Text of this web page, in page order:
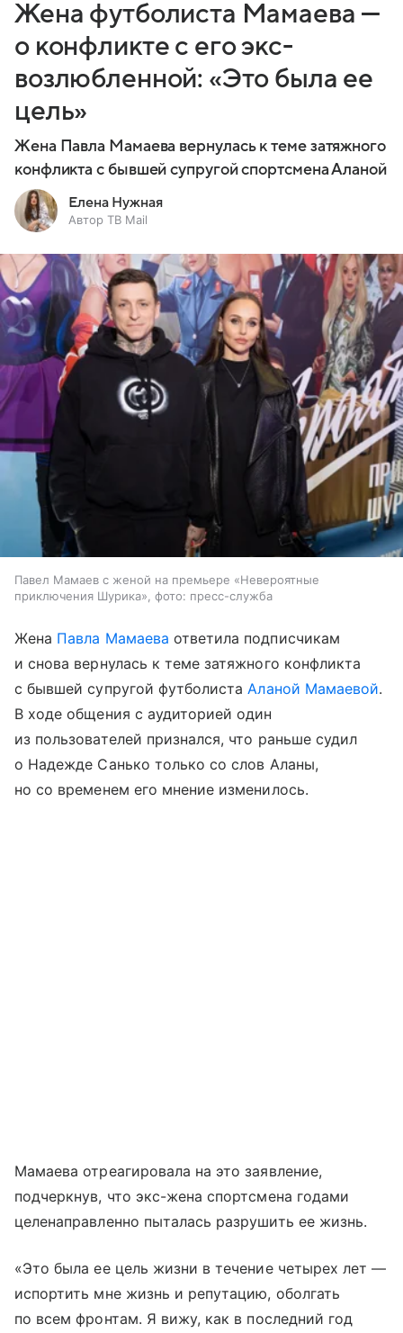
Жена футболиста Мамаева —
о конфликте с его экс-
возлюбленной: «Это была ее
цель»
Жена Павла Мамаева вернулась к теме затяжного
конфликта с бывшей супругой спортсмена Аланой
Елена Нужная
Автор ТВ Mail
Павел Мамаев с женой на премьере «Невероятные
приключения Шурика», фото: пресс-служба
Жена Павла Мамаева ответила подписчикам
и снова вернулась к теме затяжного конфликта
с бывшей супругой футболиста Аланой Мамаевой.
В ходе общения с аудиторией один
из пользователей признался, что раньше судил
о Надежде Санько только со слов Аланы,
но со временем его мнение изменилось.
Мамаева отреагировала на это заявление,
подчеркнув, что экс-жена спортсмена годами
целенаправленно пыталась разрушить ее жизнь.
«Это была ее цель жизни в течение четырех лет —
испортить мне жизнь и репутацию, оболгать
по всем фронтам. Я вижу, как в последний год